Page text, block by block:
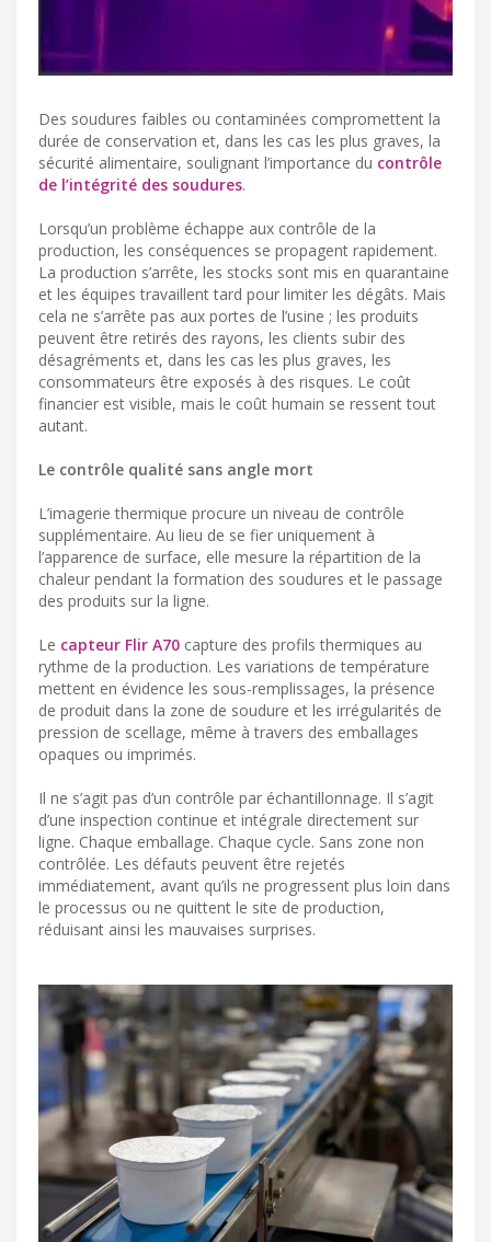
Des soudures faibles ou contaminées compromettent la
durée de conservation et, dans les cas les plus graves, la
sécurité alimentaire, soulignant l’importance du contrôle
de l’intégrité des soudures.
Lorsqu’un problème échappe aux contrôle de la
production, les conséquences se propagent rapidement.
La production s’arrête, les stocks sont mis en quarantaine
et les équipes travaillent tard pour limiter les dégâts. Mais
cela ne s’arrête pas aux portes de l’usine ; les produits
peuvent être retirés des rayons, les clients subir des
désagréments et, dans les cas les plus graves, les
consommateurs être exposés à des risques. Le coût
financier est visible, mais le coût humain se ressent tout
autant.
Le contrôle qualité sans angle mort
L’imagerie thermique procure un niveau de contrôle
supplémentaire. Au lieu de se fier uniquement à
l’apparence de surface, elle mesure la répartition de la
chaleur pendant la formation des soudures et le passage
des produits sur la ligne.
Le capteur Flir A70 capture des profils thermiques au
rythme de la production. Les variations de température
mettent en évidence les sous-remplissages, la présence
de produit dans la zone de soudure et les irrégularités de
pression de scellage, même à travers des emballages
opaques ou imprimés.
Il ne s’agit pas d’un contrôle par échantillonnage. Il s’agit
d’une inspection continue et intégrale directement sur
ligne. Chaque emballage. Chaque cycle. Sans zone non
contrôlée. Les défauts peuvent être rejetés
immédiatement, avant qu’ils ne progressent plus loin dans
le processus ou ne quittent le site de production,
réduisant ainsi les mauvaises surprises.